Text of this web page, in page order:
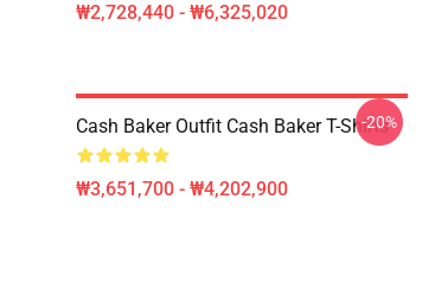
₩2,728,440 - ₩6,325,020
Cash Baker Outfit Cash Baker T-Shirts
₩3,651,700 - ₩4,202,900
-20%